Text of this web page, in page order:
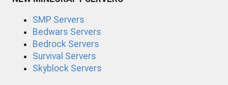
SMP Servers
Bedwars Servers
Bedrock Servers
Survival Servers
Skyblock Servers